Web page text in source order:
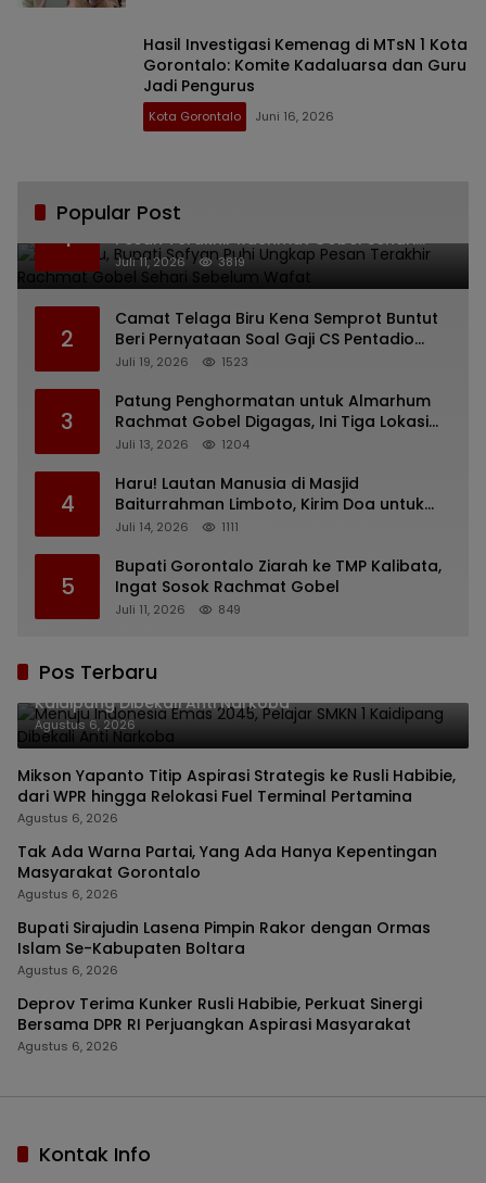
Hasil Investigasi Kemenag di MTsN 1 Kota
Gorontalo: Komite Kadaluarsa dan Guru
Jadi Pengurus
Kota Gorontalo Juni 16, 2026
Popular Post
1
Bikin Haru, Bupati Sofyan Puhi Ungkap
Pesan Terakhir Rachmat Gobel Sehari
Sebelum Wafat
Juli 11, 2026 3819
2
Camat Telaga Biru Kena Semprot Buntut
Beri Pernyataan Soal Gaji CS Pentadio
Barat yang Nunggak
Juli 19, 2026 1523
3
Patung Penghormatan untuk Almarhum
Rachmat Gobel Digagas, Ini Tiga Lokasi
yang Diusulkan
Juli 13, 2026 1204
4
Haru! Lautan Manusia di Masjid
Baiturrahman Limboto, Kirim Doa untuk
Almarhum Rachmat Gobel
Juli 14, 2026 1111
5
Bupati Gorontalo Ziarah ke TMP Kalibata,
Ingat Sosok Rachmat Gobel
Juli 11, 2026 849
Pos Terbaru
Menuju Indonesia Emas 2045, Pelajar SMKN 1
Kaidipang Dibekali Anti Narkoba
Agustus 6, 2026
Mikson Yapanto Titip Aspirasi Strategis ke Rusli Habibie,
dari WPR hingga Relokasi Fuel Terminal Pertamina
Agustus 6, 2026
Tak Ada Warna Partai, Yang Ada Hanya Kepentingan
Masyarakat Gorontalo
Agustus 6, 2026
Bupati Sirajudin Lasena Pimpin Rakor dengan Ormas
Islam Se-Kabupaten Boltara
Agustus 6, 2026
Deprov Terima Kunker Rusli Habibie, Perkuat Sinergi
Bersama DPR RI Perjuangkan Aspirasi Masyarakat
Agustus 6, 2026
Kontak Info